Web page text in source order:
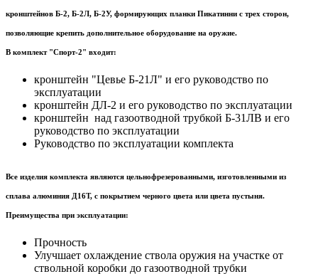
кронштейнов Б-2, Б-2Л, Б-2У, формирующих планки Пикатинни с трех сторон,
позволяющие крепить дополнительное оборудование на оружие.
В комплект "Спорт-2" входит:
кронштейн "Цевье Б-21Л" и его руководство по
эксплуатации
кронштейн ДЛ-2 и его руководство по эксплуатации
кронштейн над газоотводной трубкой Б-31ЛВ и его
руководство по эксплуатации
Руководство по эксплуатации комплекта
Все изделия комплекта являются цельнофрезерованными, изготовленными из
сплава алюминия Д16Т, с покрытием черного цвета или цвета пустыня.
Преимущества при эксплуатации:
Прочность
Улучшает охлаждение ствола оружия на участке от
ствольной коробки до газоотводной трубки